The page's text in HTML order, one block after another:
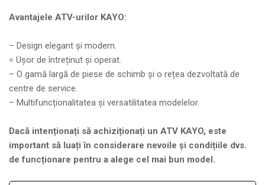
Avantajele ATV-urilor KAYO:
– Design elegant și modern.
= Ușor de întreținut și operat.
– O gamă largă de piese de schimb și o rețea dezvoltată de
centre de service.
– Multifuncționalitatea și versatilitatea modelelor.
Dacă intenționați să achiziționați un ATV KAYO, este
important să luați în considerare nevoile și condițiile dvs.
de funcționare pentru a alege cel mai bun model.